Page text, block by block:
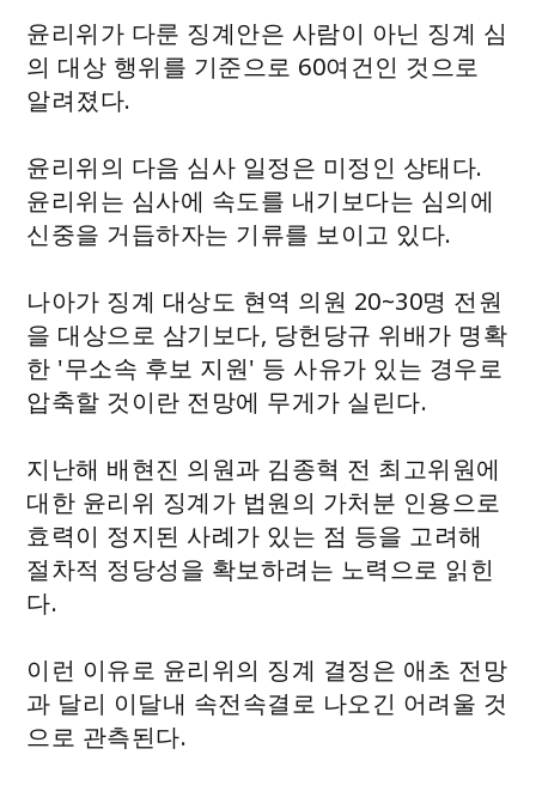
윤리위가 다룬 징계안은 사람이 아닌 징계 심
의 대상 행위를 기준으로 60여건인 것으로
알려졌다.
윤리위의 다음 심사 일정은 미정인 상태다.
윤리위는 심사에 속도를 내기보다는 심의에
신중을 거듭하자는 기류를 보이고 있다.
나아가 징계 대상도 현역 의원 20~30명 전원
을 대상으로 삼기보다, 당헌당규 위배가 명확
한 '무소속 후보 지원' 등 사유가 있는 경우로
압축할 것이란 전망에 무게가 실린다.
지난해 배현진 의원과 김종혁 전 최고위원에
대한 윤리위 징계가 법원의 가처분 인용으로
효력이 정지된 사례가 있는 점 등을 고려해
절차적 정당성을 확보하려는 노력으로 읽힌
다.
이런 이유로 윤리위의 징계 결정은 애초 전망
과 달리 이달내 속전속결로 나오긴 어려울 것
으로 관측된다.